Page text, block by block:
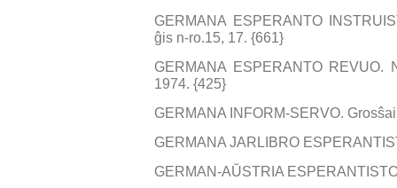
GERMANA ESPERANTO
ĝis n-ro.15, 17. {661}
GERMANA ESPERANTO REVUO.
1974. {425}
GERMANA INFORM-SERVO.
GERMANA JARLIBRO
GERMAN-AŬSTRIA